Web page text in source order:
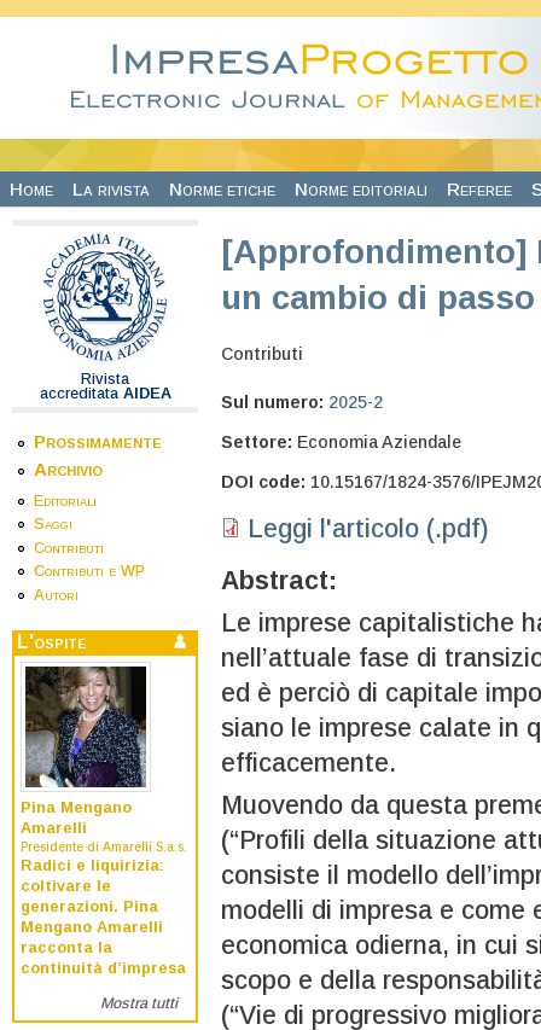
Home La rivista Norme etiche Norme editoriali Referee
Rivista
accreditata AIDEA
Prossimamente
Archivio
Editoriali
Saggi
Contributi
Contributi e WP
Autori
L'ospite
Pina Mengano
Amarelli
Presidente di Amarelli S.a.s.
Radici e liquirizia:
coltivare le
generazioni. Pina
Mengano Amarelli
racconta la
continuità d’impresa
Mostra tutti
[Approfondimento]
un cambio di passo
Contributi
Sul numero: 2025-2
Settore: Economia Aziendale
DOI code: 10.15167/1824-3576/
Leggi l'articolo (.pdf)
Abstract:
Le imprese capitalistiche
nell’attuale fase di
ed è perciò di capitale
siano le imprese calate in
efficacemente.
Muovendo da questa
(“Profili della situazione
consiste il modello
modelli di impresa e come
economica odierna, in cui
scopo e della
(“Vie di progressivo